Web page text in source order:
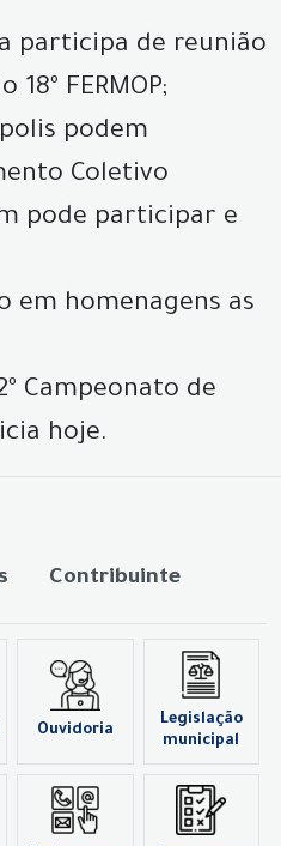
participa de reunião
FERMOP;
podem
Coletivo
pode participar e
em homenagens as
Campeonato de
hoje.
Contribuinte
Ouvidoria
Legislação
municipal